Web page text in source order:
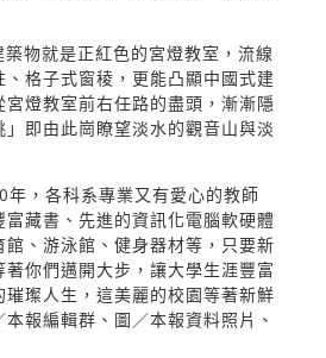
物就是正紅色的宮燈教室，流線
格子式窗稜，更能凸顯中國式建
燈教室前右任路的盡頭，漸漸隱
即由此崗瞭望淡水的觀音山與淡
年，各科系專業又有愛心的教師
藏書、先進的資訊化電腦軟硬體
、游泳館、健身器材等，只要新
你們邁開大步，讓大學生涯豐富
璨人生，這美麗的校園等著新鮮
報編輯群、圖／本報資料照片、